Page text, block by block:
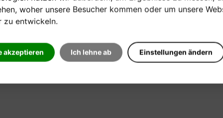
woher unsere Besucher kommen oder um unsere
zu entwickeln.
akzeptieren Ich lehne ab Einstellungen ändern
20,30 €
Köhler / Kann
8,30 €